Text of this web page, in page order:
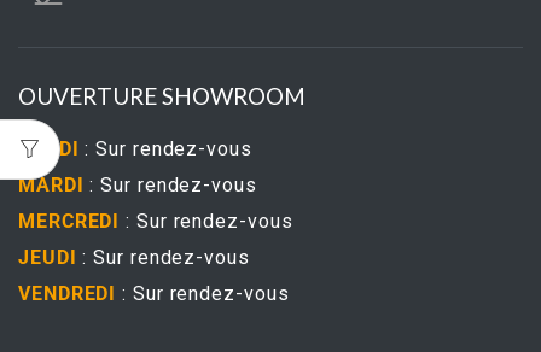
OUVERTURE SHOWROOM
LUNDI : Sur rendez-vous
MARDI: Sur rendez-vous
MERCREDI : Sur rendez-vous
JEUDI : Sur rendez-vous
VENDREDI : Sur rendez-vous